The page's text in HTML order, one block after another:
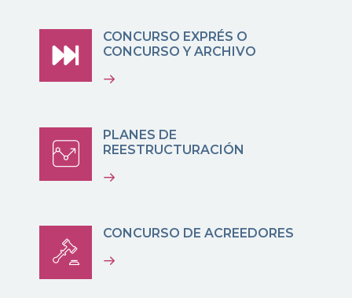
CONCURSO EXPRÉS O
CONCURSO Y ARCHIVO
PLANES DE
REESTRUCTURACIÓN
CONCURSO DE ACREEDORES